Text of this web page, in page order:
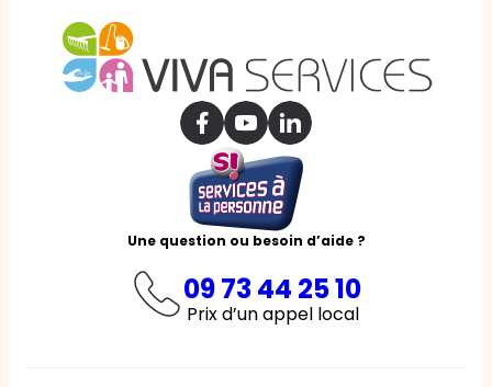
Une question ou besoin d’aide ?
09 73 44 25 10
Prix d’un appel local